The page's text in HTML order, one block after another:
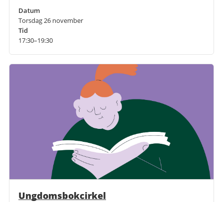
Datum
Torsdag 26 november
Tid
17:30–19:30
Ungdomsbokcirkel